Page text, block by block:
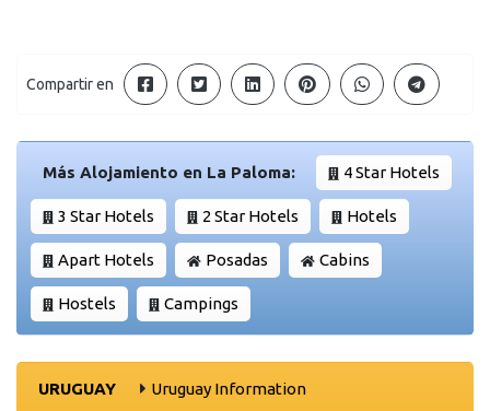
Compartir en
Más Alojamiento en La Paloma: 4 Star Hotels
3 Star Hotels 2 Star Hotels Hotels
Apart Hotels Posadas Cabins
Hostels Campings
URUGUAY
Uruguay Information